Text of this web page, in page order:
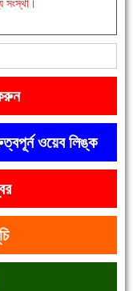
সংস্থা।
ওয়েব লিঙ্ক